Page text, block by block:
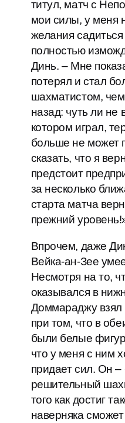
титул, матч с
мои силы, у меня
желания
полностью
Динь. – Мне
потерял и стал
шахматистом, чем
назад: чуть ли не
котором играл,
больше не может
сказать, что я
предстоит
за несколько
старта матча
прежний
Впрочем, даже
Вейка-ан-Зее
Несмотря на то,
оказывался в
Доммараджу взял
при том, что в
были белые
что у меня с ним
придает сил. Он
решительный
того как достиг
наверняка